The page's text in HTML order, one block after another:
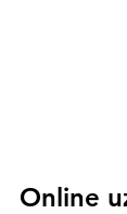
Online